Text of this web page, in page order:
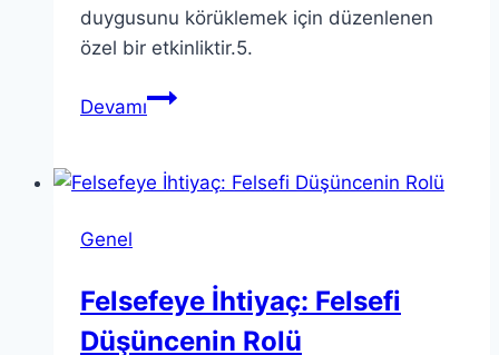
duygusunu körüklemek için düzenlenen
özel bir etkinliktir.5.
DevamıFelsefe
Filozofların
Genel
Felsefeye İhtiyaç: Felsefi
Düşüncenin Rolü